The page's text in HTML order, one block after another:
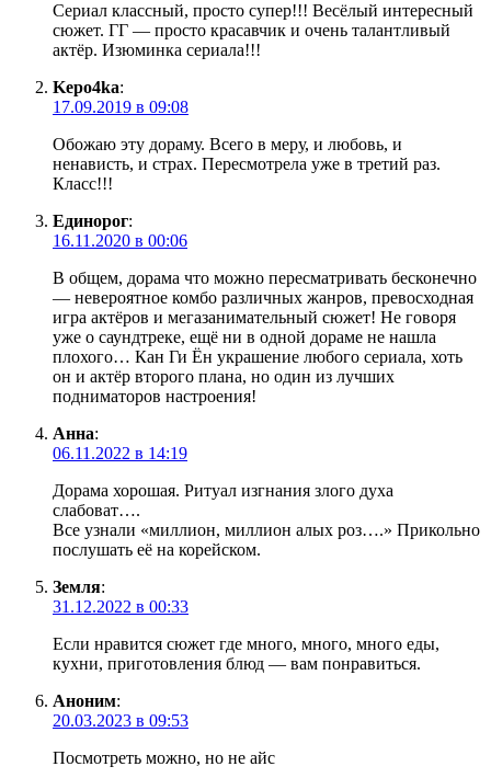
Сериал классный, просто супер!!! Весёлый интересный
сюжет. ГГ — просто красавчик и очень талантливый
актёр. Изюминка сериала!!!
Kepo4ka:
17.09.2019 в 09:08
Обожаю эту дораму. Всего в меру, и любовь, и
ненависть, и страх. Пересмотрела уже в третий раз.
Класс!!!
Единорог:
16.11.2020 в 00:06
В общем, дорама что можно пересматривать бесконечно
— невероятное комбо различных жанров, превосходная
игра актёров и мегазанимательный сюжет! Не говоря
уже о саундтреке, ещё ни в одной дораме не нашла
плохого… Кан Ги Ён украшение любого сериала, хоть
он и актёр второго плана, но один из лучших
подниматоров настроения!
Анна:
06.11.2022 в 14:19
Дорама хорошая. Ритуал изгнания злого духа
слабоват….
Все узнали «миллион, миллион алых роз….» Прикольно
послушать её на корейском.
Земля:
31.12.2022 в 00:33
Если нравится сюжет где много, много, много еды,
кухни, приготовления блюд — вам понравиться.
Аноним:
20.03.2023 в 09:53
Посмотреть можно, но не айс